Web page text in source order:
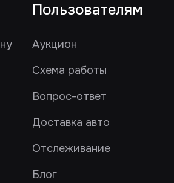
Пользователям
Аукцион
Схема работы
Вопрос-ответ
Доставка авто
Отслеживание
Блог